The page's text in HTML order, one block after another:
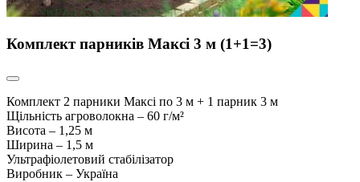
Комплект парників Максі 3 м (1+1=3)
Комплект 2 парники Максі по 3 м + 1 парник 3 м
Щільність агроволокна – 60 г/м²
Висота – 1,25 м
Ширина – 1,5 м
Ультрафіолетовий стабілізатор
Виробник – Україна